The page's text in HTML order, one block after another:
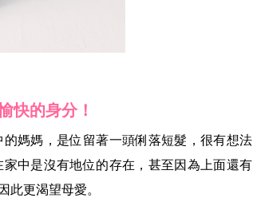
快的身分！
媽媽，是位留著一頭俐落短髮，很有想法
中是沒有地位的存在，甚至因為上面還有
此更渴望母愛。